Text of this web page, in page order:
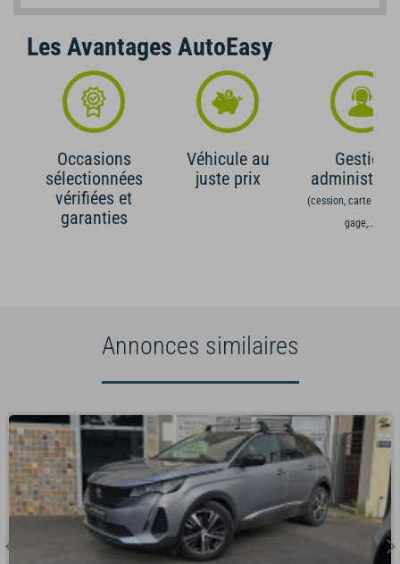
Les Avantages AutoEasy
Occasions
sélectionnées
vérifiées et
garanties
Véhicule au
juste prix
Gestion
(cession, carte grise,
gage,...)
Annonces similaires